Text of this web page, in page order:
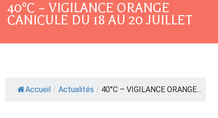
40°C – VIGILANCE ORANGE
CANICULE DU 18 AU 20 JUILLET
Accueil / Actualités / 40°C – VIGILANCE ORANGE...